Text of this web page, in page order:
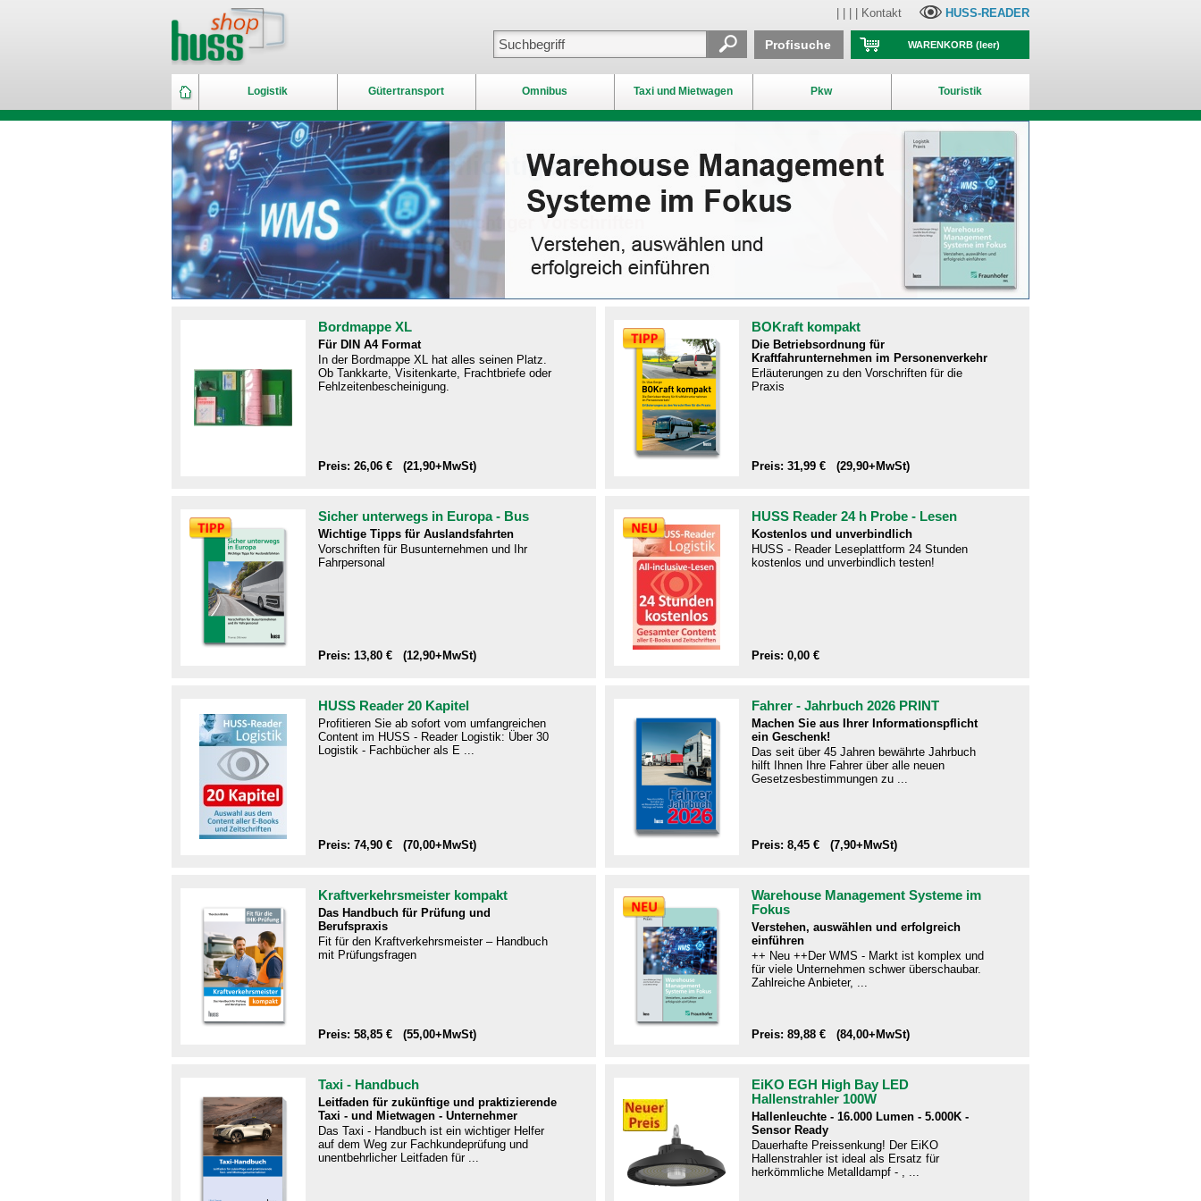
Logistik Gütertransport Omnibus Taxi und Mietwagen Pkw Touristik
Kontakt HUSS-READER
WARENKORB(leer)
Profisuche
Bordmappe XL
Für DIN A4 Format
In der Bordmappe XL hat alles seinen Platz.
Ob Tankkarte, Visitenkarte, Frachtbriefe oder
Fehlzeitenbescheinigung.
Preis: 26,06 € (21,90+MwSt)
BOKraft kompakt
Die Betriebsordnung für
Kraftfahrunternehmen im Personenverkehr
Erläuterungen zu den Vorschriften für die
Praxis​
Preis: 31,99 € (29,90+MwSt)
Sicher unterwegs in Europa - Bus
Wichtige Tipps für Auslandsfahrten
Vorschriften für Busunternehmen und Ihr
Fahrpersonal
Preis: 13,80 € (12,90+MwSt)
HUSS Reader 24 h Probe - Lesen
Kostenlos und unverbindlich
HUSS - Reader Leseplattform 24 Stunden
kostenlos und unverbindlich testen!
Preis: 0,00 €
HUSS Reader 20 Kapitel
Profitieren Sie ab sofort vom umfangreichen
Content im HUSS - Reader Logistik: Über 30
Logistik - Fachbücher als E ...
Preis: 74,90 € (70,00+MwSt)
Fahrer - Jahrbuch 2026 PRINT
Machen Sie aus Ihrer Informationspflicht
ein Geschenk!
Das seit über 45 Jahren bewährte Jahrbuch
hilft Ihnen Ihre Fahrer über alle neuen
Gesetzesbestimmungen zu ...
Preis: 8,45 € (7,90+MwSt)
Kraftverkehrsmeister kompakt
Das Handbuch für Prüfung und
Berufspraxis
Fit für den Kraftverkehrsmeister – Handbuch
mit Prüfungsfragen​
Preis: 58,85 € (55,00+MwSt)
Warehouse Management Systeme im
Fokus
Verstehen, auswählen und erfolgreich
einführen
++ Neu ++Der WMS - Markt ist komplex und
für viele Unternehmen schwer überschaubar.
Zahlreiche Anbieter, ...
Preis: 89,88 € (84,00+MwSt)
Taxi - Handbuch
Leitfaden für zukünftige und praktizierende
Taxi - und Mietwagen - Unternehmer
Das Taxi - Handbuch ist ein wichtiger Helfer
auf dem Weg zur Fachkundeprüfung und
unentbehrlicher Leitfaden für ...
EiKO EGH High Bay LED
Hallenstrahler 100W
Hallenleuchte - 16.000 Lumen - 5.000K -
Sensor Ready
Dauerhafte Preissenkung! Der EiKO
Hallenstrahler ist ideal als Ersatz für
herkömmliche Metalldampf - , ...